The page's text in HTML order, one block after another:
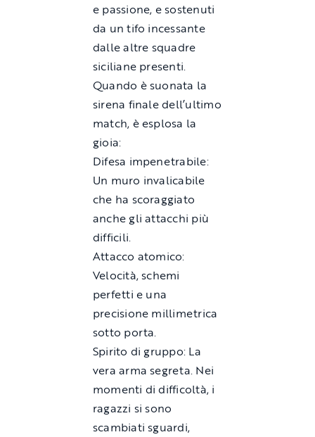
e passione, e sostenuti
da un tifo incessante
dalle altre squadre
siciliane presenti.
Quando è suonata la
sirena finale dell’ultimo
match, è esplosa la
gioia:
Difesa impenetrabile:
Un muro invalicabile
che ha scoraggiato
anche gli attacchi più
difficili.
Attacco atomico:
Velocità, schemi
perfetti e una
precisione millimetrica
sotto porta.
Spirito di gruppo: La
vera arma segreta. Nei
momenti di difficoltà, i
ragazzi si sono
scambiati sguardi,